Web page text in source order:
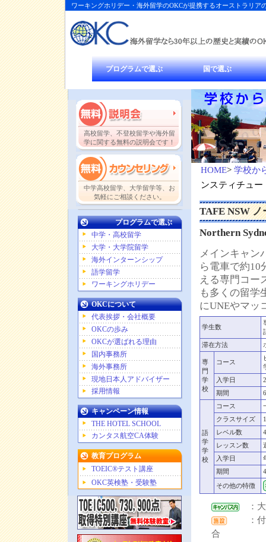
ワーキングホリデー・海外留学のOKCが提携するオーストラリ
プログラムで選ぶ 国で選ぶ
HOME> 学校か
ンスティチュー
TAFE NSW
Northern
メインキャン
ら電車で約10
える専門コー
も多くの留学
にUNEやマッ
学生数
滞在方法
専
門
学
校
コース
入学日
期間
語
学
学
校
コース
クラスサイズ
レベル数
レッスン数
入学日
期間
その他の特徴
：
：
合
高校留学、不登校留学や海外留
学に関する無料の説明会です！
中学高校留学、大学留学等、お
気軽にご相談ください。
プログラムで選ぶ
中学・高校留学
大学・大学院留学
海外インターンシップ
語学留学
ワーキングホリデー
OKCについて
代表挨拶・会社概要
OKCの歩み
OKCが選ばれる理由
国内事務所
海外事務所
現地日本人アドバイザー
採用情報
キャンペーン情報
THE HOTEL SCHOOL
カンタス航空CA体験
教育プログラム
TOEIC®テスト講座
OKC英検塾・受験塾